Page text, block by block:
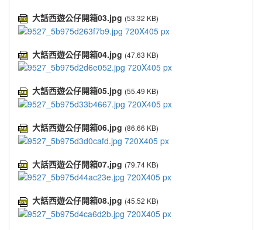
大話西遊公仔開箱03.jpg (53.32 KB)
大話西遊公仔開箱04.jpg (47.63 KB)
大話西遊公仔開箱05.jpg (55.49 KB)
大話西遊公仔開箱06.jpg (86.66 KB)
大話西遊公仔開箱07.jpg (79.74 KB)
大話西遊公仔開箱08.jpg (45.52 KB)